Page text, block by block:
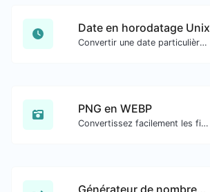
Date en horodatage Unix
Convertir une date particulière au format de timestamp Unix.
PNG en WEBP
Convertissez facilement les fichiers image PNG en WEBP.
Générateur de nombres aléatoires